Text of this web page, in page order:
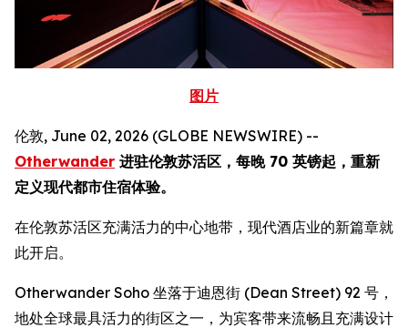
图片
伦敦, June 02, 2026 (GLOBE NEWSWIRE) --
Otherwander 进驻伦敦苏活区，每晚 70 英镑起，重新
定义现代都市住宿体验。
在伦敦苏活区充满活力的中心地带，现代酒店业的新篇章就
此开启。
Otherwander Soho 坐落于迪恩街 (Dean Street) 92 号，
地处全球最具活力的街区之一，为宾客带来流畅且充满设计